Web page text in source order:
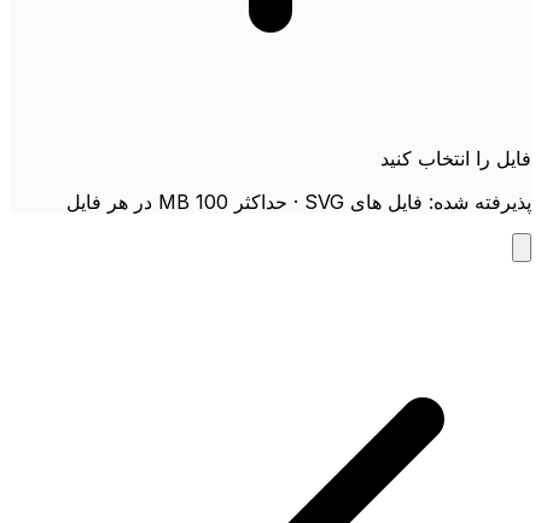
فایل را انتخاب کنید
پذیرفته شده: فایل های SVG · حداکثر 100 MB در هر فایل